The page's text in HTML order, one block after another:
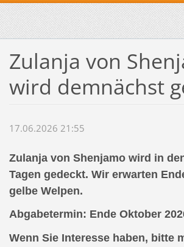
Zulanja von
wird demnächst
17.06.2026 21:55
Zulanja von Shenjamo wird in
Tagen gedeckt. Wir erwarten
gelbe Welpen.
Abgabetermin: Ende Oktober
Wenn Sie Interesse haben, bitte